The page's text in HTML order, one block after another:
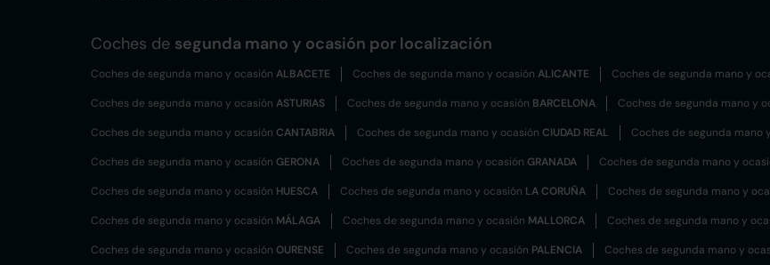
Coches de segunda mano y ocasión por localización
Coches de segunda mano y ocasión ALBACETE Coches de segunda mano y ocasión ALICANTE Coches de segunda mano y
Coches de segunda mano y ocasión ASTURIAS Coches de segunda mano y ocasión BARCELONA Coches de segunda mano y
Coches de segunda mano y ocasión CANTABRIA Coches de segunda mano y ocasión CIUDAD REAL Coches de segunda mano
Coches de segunda mano y ocasión GERONA Coches de segunda mano y ocasión GRANADA Coches de segunda mano y
Coches de segunda mano y ocasión HUESCA Coches de segunda mano y ocasión LA CORUÑA Coches de segunda mano y
Coches de segunda mano y ocasión MÁLAGA Coches de segunda mano y ocasión MALLORCA Coches de segunda mano y
Coches de segunda mano y ocasión OURENSE Coches de segunda mano y ocasión PALENCIA Coches de segunda mano y